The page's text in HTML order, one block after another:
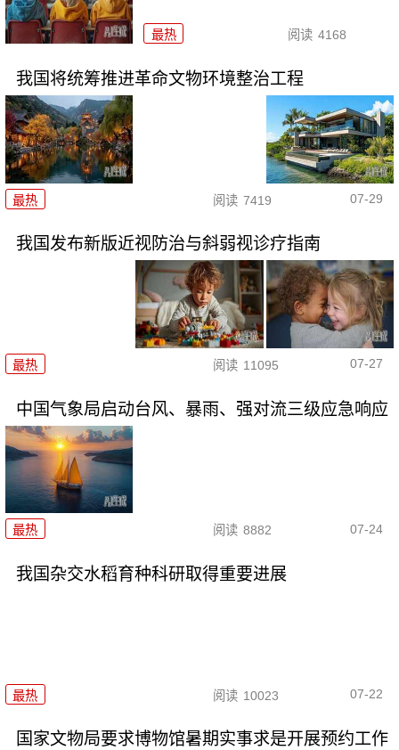
最热 阅读 4168
我国将统筹推进革命文物环境整治工程
最热 阅读 7419 07-29
我国发布新版近视防治与斜弱视诊疗指南
最热 阅读 11095 07-27
中国气象局启动台风、暴雨、强对流三级应急响应
最热 阅读 8882 07-24
我国杂交水稻育种科研取得重要进展
最热 阅读 10023 07-22
国家文物局要求博物馆暑期实事求是开展预约工作